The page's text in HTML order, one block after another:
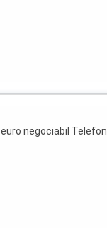
negociabil Telefon